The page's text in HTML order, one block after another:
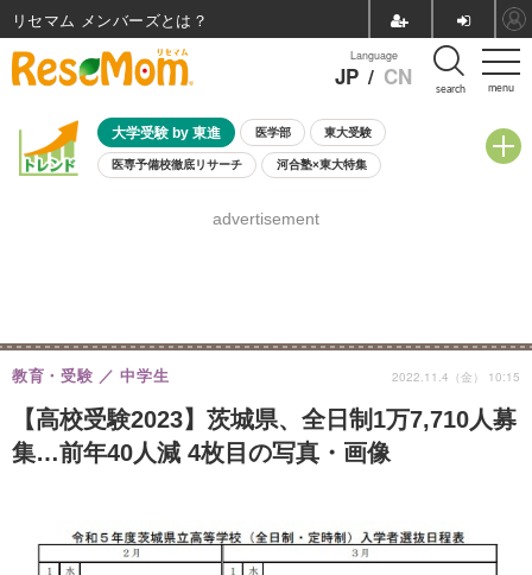
menu
Language
JP / CN search
大学受験 by 東進 医学部 東大受験
医専予備校徹底リサーチ 河合塾×東大特集
8月開催学校説明会・相談会
advertisement
【高校受験2023】茨城県、全日制1万7,710人募
集…前年40人減 4枚目の写真・画像
教育・受験 中学生 2022.11.4（金） 10:15
リセマム メンバーズ